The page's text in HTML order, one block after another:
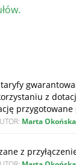
z
Marta Okońska
z